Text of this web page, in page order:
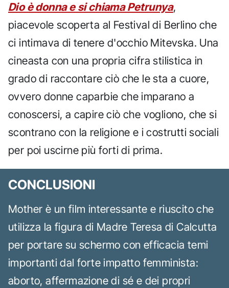
Dio è donna e si chiama Petrunya,
piacevole scoperta al Festival di Berlino che
ci intimava di tenere d'occhio Mitevska. Una
cineasta con una propria cifra stilistica in
grado di raccontare ciò che le sta a cuore,
ovvero donne caparbie che imparano a
conoscersi, a capire ciò che vogliono, che si
scontrano con la religione e i costrutti sociali
per poi uscirne più forti di prima.
CONCLUSIONI
Mother è un film interessante e riuscito che
utilizza la figura di Madre Teresa di Calcutta
per portare su schermo con efficacia temi
importanti dal forte impatto femminista:
aborto, affermazione di sé e dei propri